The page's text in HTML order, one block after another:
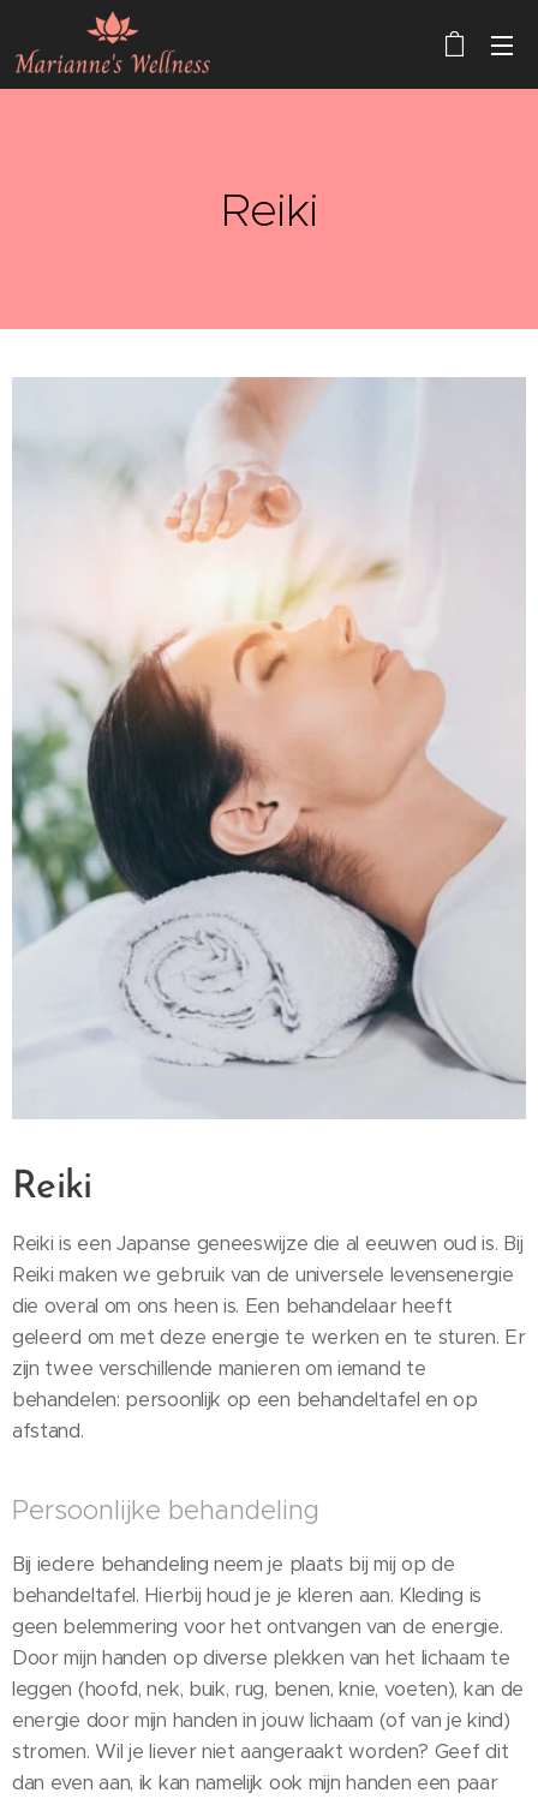
Reiki
Reiki
Reiki is een Japanse geneeswijze die al eeuwen oud is. Bij
Reiki maken we gebruik van de universele levensenergie
die overal om ons heen is. Een behandelaar heeft
geleerd om met deze energie te werken en te sturen. Er
zijn twee verschillende manieren om iemand te
behandelen: persoonlijk op een behandeltafel en op
afstand.
Persoonlijke behandeling
Bij iedere behandeling neem je plaats bij mij op de
behandeltafel. Hierbij houd je je kleren aan. Kleding is
geen belemmering voor het ontvangen van de energie.
Door mijn handen op diverse plekken van het lichaam te
leggen (hoofd, nek, buik, rug, benen, knie, voeten), kan de
energie door mijn handen in jouw lichaam (of van je kind)
stromen. Wil je liever niet aangeraakt worden? Geef dit
dan even aan, ik kan namelijk ook mijn handen een paar